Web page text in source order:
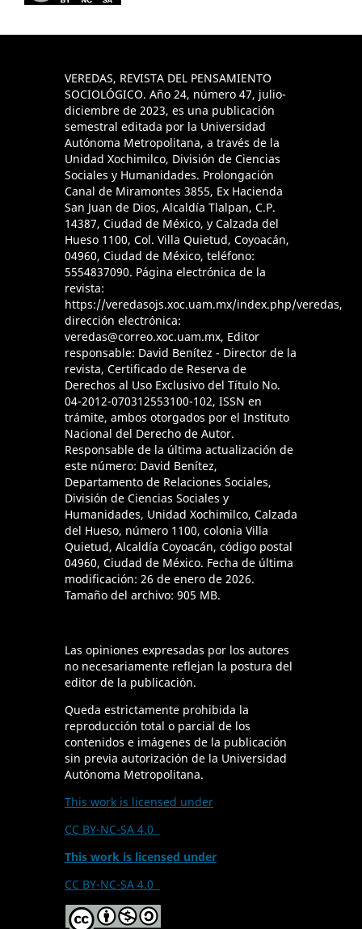
VEREDAS, REVISTA DEL PENSAMIENTO
SOCIOLÓGICO. Año 24, número 47, julio-
diciembre de 2023, es una publicación
semestral editada por la Universidad
Autónoma Metropolitana, a través de la
Unidad Xochimilco, División de Ciencias
Sociales y Humanidades. Prolongación
Canal de Miramontes 3855, Ex Hacienda
San Juan de Dios, Alcaldía Tlalpan, C.P.
14387, Ciudad de México, y Calzada del
Hueso 1100, Col. Villa Quietud, Coyoacán,
04960, Ciudad de México, teléfono:
5554837090. Página electrónica de la
revista:
https://veredasojs.xoc.uam.mx/index.php/veredas,
dirección electrónica:
veredas@correo.xoc.uam.mx, Editor
responsable: David Benítez - Director de la
revista, Certificado de Reserva de
Derechos al Uso Exclusivo del Título No.
04-2012-070312553100-102, ISSN en
trámite, ambos otorgados por el Instituto
Nacional del Derecho de Autor.
Responsable de la última actualización de
este número: David Benítez,
Departamento de Relaciones Sociales,
División de Ciencias Sociales y
Humanidades, Unidad Xochimilco, Calzada
del Hueso, número 1100, colonia Villa
Quietud, Alcaldía Coyoacán, código postal
04960, Ciudad de México. Fecha de última
modificación: 26 de enero de 2026.
Tamaño del archivo: 905 MB.
Las opiniones expresadas por los autores
no necesariamente reflejan la postura del
editor de la publicación.
Queda estrictamente prohibida la
reproducción total o parcial de los
contenidos e imágenes de la publicación
sin previa autorización de la Universidad
Autónoma Metropolitana.
This work is licensed under
CC BY-NC-SA 4.0
This work is licensed under
CC BY-NC-SA 4.0